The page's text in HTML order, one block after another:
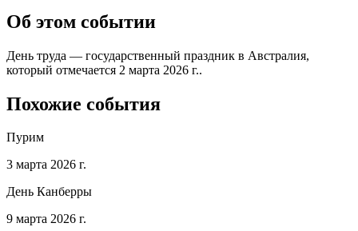
Об этом событии
День труда — государственный праздник в Австралия,
который отмечается 2 марта 2026 г..
Похожие события
Пурим
3 марта 2026 г.
День Канберры
9 марта 2026 г.